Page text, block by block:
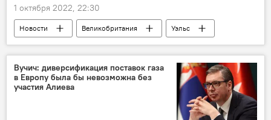
1 октября 2022, 22:30
Новости Великобритания
Уэльс
демонстрация
Независимость
Вучич: диверсификация поставок газа
в Европу была бы невозможна без
участия Алиева